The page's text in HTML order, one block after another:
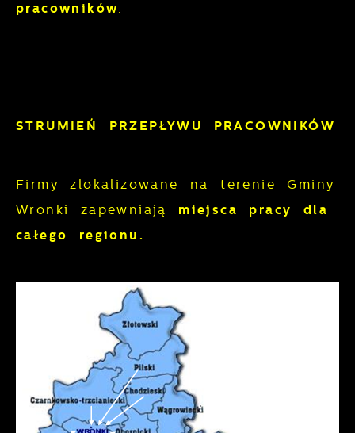
pracowników.
STRUMIEŃ PRZEPŁYWU PRACOWNIKÓW
Firmy zlokalizowane na terenie Gminy
Wronki zapewniają miejsca pracy dla
całego regionu.